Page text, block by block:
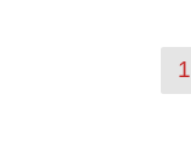
1